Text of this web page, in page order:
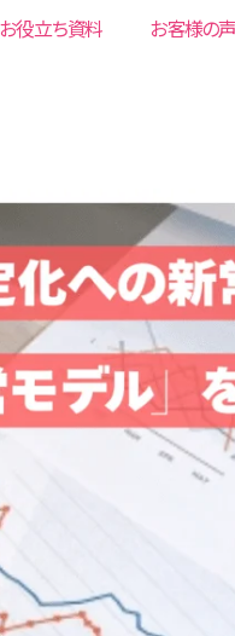
お役立ち資料 お客様の声